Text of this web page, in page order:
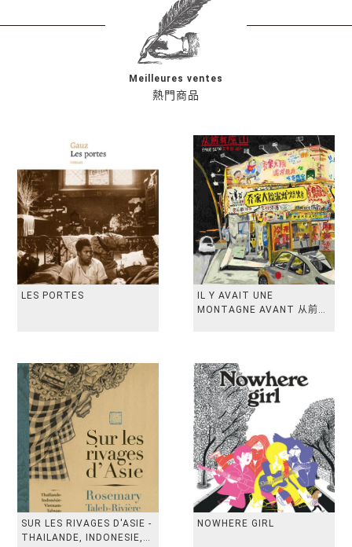
熱門商品
Meilleures ventes
LES PORTES
IL Y AVAIT UNE
MONTAGNE AVANT 从前有
SUR LES RIVAGES D'ASIE -
THAILANDE, INDONESIE,
NOWHERE GIRL